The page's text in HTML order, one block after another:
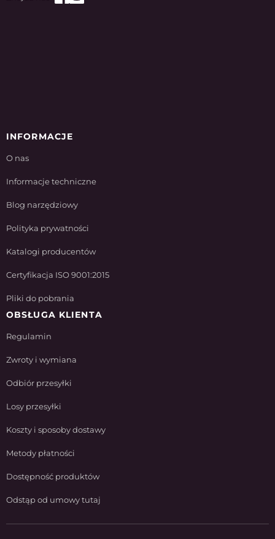
INFORMACJE
O nas
Informacje techniczne
Blog narzędziowy
Polityka prywatności
Katalogi producentów
Certyfikacja ISO 9001:2015
Pliki do pobrania
OBSŁUGA KLIENTA
Regulamin
Zwroty i wymiana
Odbiór przesyłki
Losy przesyłki
Koszty i sposoby dostawy
Metody płatności
Dostępność produktów
Odstąp od umowy tutaj